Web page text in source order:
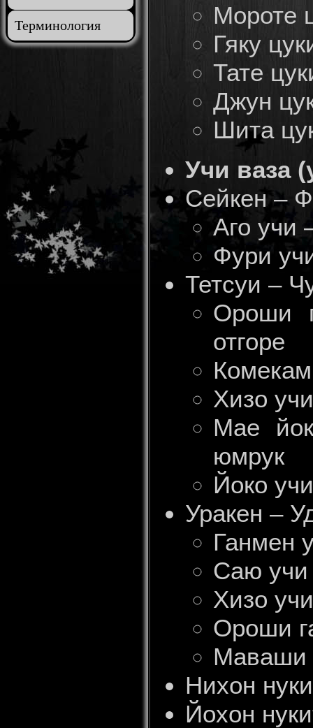
Терминология
Мороте
Гяку
Тате
Джун
Шита
Учи ваза
Сейкен –
Аго учи
Фури
Тетсуи –
Ороши
отгоре
Хизо
Мае
юмрук
Йоко
Уракен –
Ганмен
Саю учи
Хизо
Ороши
Маваши
Нихон
Йохон